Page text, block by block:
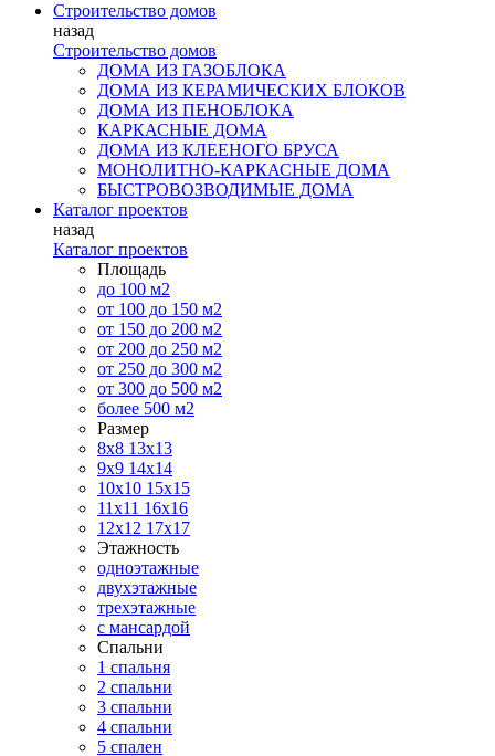
Строительство домов
назад
Строительство домов
ДОМА ИЗ ГАЗОБЛОКА
ДОМА ИЗ КЕРАМИЧЕСКИХ БЛОКОВ
ДОМА ИЗ ПЕНОБЛОКА
КАРКАСНЫЕ ДОМА
ДОМА ИЗ КЛЕЕНОГО БРУСА
МОНОЛИТНО-КАРКАСНЫЕ ДОМА
БЫСТРОВОЗВОДИМЫЕ ДОМА
Каталог проектов
назад
Каталог проектов
Площадь
до 100 м2
от 100 до 150 м2
от 150 до 200 м2
от 200 до 250 м2
от 250 до 300 м2
от 300 до 500 м2
более 500 м2
Размер
8х8 13х13
9х9 14х14
10х10 15х15
11x11 16х16
12х12 17х17
Этажность
одноэтажные
двухэтажные
трехэтажные
с мансардой
Спальни
1 спальня
2 спальни
3 спальни
4 спальни
5 спален